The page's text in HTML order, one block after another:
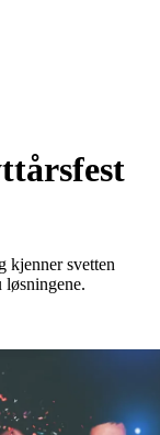
kjenner svetten